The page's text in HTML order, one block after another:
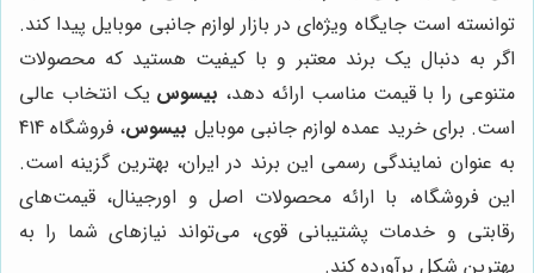
توانسته است جایگاه ویژه‌ای در بازار لوازم جانبی موبایل پیدا کند.
اگر به دنبال یک برند معتبر و با کیفیت هستید که محصولات
متنوعی را با قیمت مناسب ارائه دهد، بیسوس یک انتخاب عالی
است. برای خرید عمده لوازم جانبی موبایل بیسوس
، فروشگاه 414
به عنوان نمایندگی رسمی این برند در ایران، بهترین گزینه است.
این فروشگاه، با ارائه محصولات اصل و اورجینال، قیمت‌های
رقابتی و خدمات پشتیبانی قوی، می‌تواند نیازهای شما را به
بهترین شکل برآورده کند.